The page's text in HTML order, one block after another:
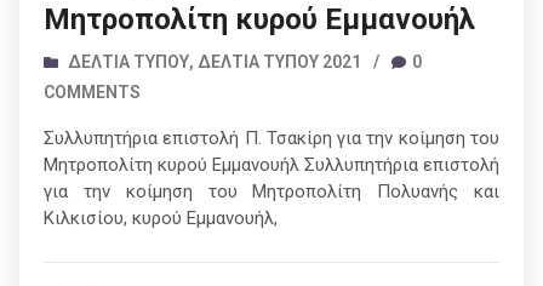
Μητροπολίτη κυρού Εμμανουήλ
ΔΕΛΤΊΑ ΤΎΠΟΥ, ΔΕΛΤΊΑ ΤΎΠΟΥ 2021 /
0
COMMENTS
Συλλυπητήρια επιστολή Π. Τσακίρη για την κοίμηση του
Μητροπολίτη κυρού Εμμανουήλ Συλλυπητήρια επιστολή
για την κοίμηση του Μητροπολίτη Πολυανής και
Κιλκισίου, κυρού Εμμανουήλ,